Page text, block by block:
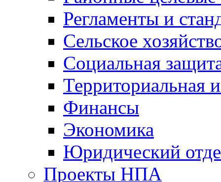
Регламенты и
Сельское
Социальная
Территориальная
Финансы
Экономика
Юридический
Проекты НПА